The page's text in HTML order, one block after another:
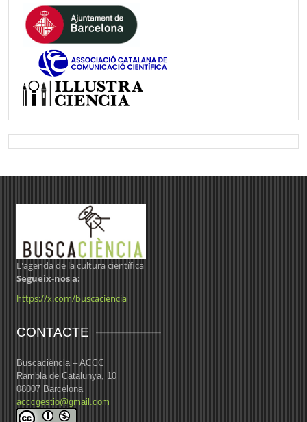
L'agenda de la cultura científica
Segueix-nos a:
https://x.com/buscaciencia
CONTACTE
Buscaciència – ACCC
Rambla de Catalunya, 10
08007 Barcelona
acccgestio@gmail.com